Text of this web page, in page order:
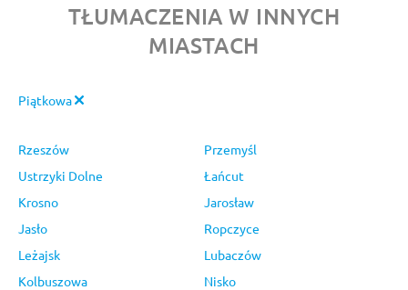
TŁUMACZENIA W INNYCH
MIASTACH
Piątkowa
Rzeszów
Przemyśl
Ustrzyki Dolne
Łańcut
Krosno
Jarosław
Jasło
Ropczyce
Leżajsk
Lubaczów
Kolbuszowa
Nisko